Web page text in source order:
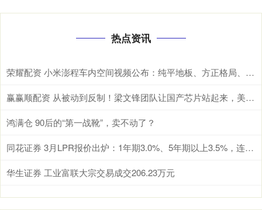
热点资讯
荣耀配资 小米澎程车内空间视频公布：纯平地板、方正格局、超长滑轨
赢赢顺配资 从被动到反制！梁文锋团队让国产芯片站起来，美国封锁成笑话？
鸿满仓 90后的“第一战靴”，卖不动了？
同花证券 3月LPR报价出炉：1年期3.0%、5年期以上3.5%，连续10个月持平
华生证券 工业富联大宗交易成交206.23万元